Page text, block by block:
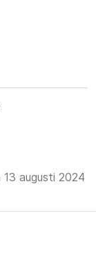
augusti 2024